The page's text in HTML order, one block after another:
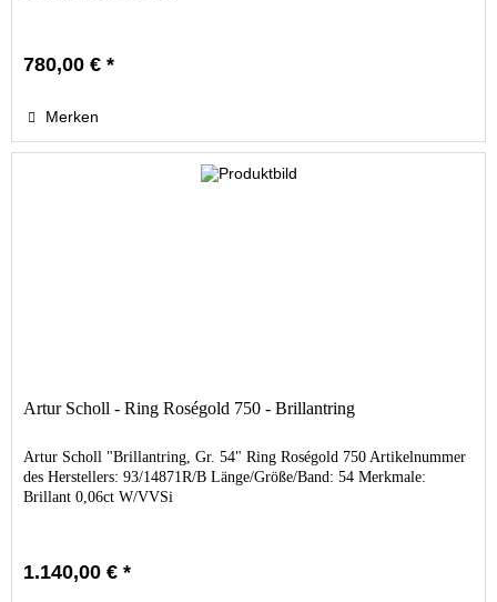
780,00 € *
Merken
Artur Scholl - Ring Roségold 750 - Brillantring
Artur Scholl "Brillantring, Gr. 54" Ring Roségold 750 Artikelnummer
des Herstellers: 93/14871R/B Länge/Größe/Band: 54 Merkmale:
Brillant 0,06ct W/VVSi
1.140,00 € *